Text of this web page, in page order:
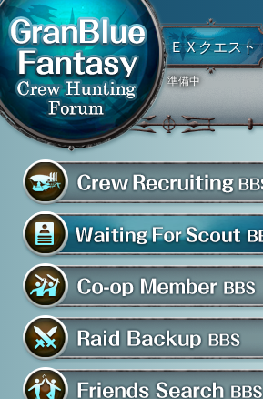
グラブル騎空団募集掲示
騎空団員募集掲示板
騎空団入団希望掲示板
共闘部屋・メンバー掲示板
マルチバトル救援募集掲示板
ＥＸクエスト
準備中